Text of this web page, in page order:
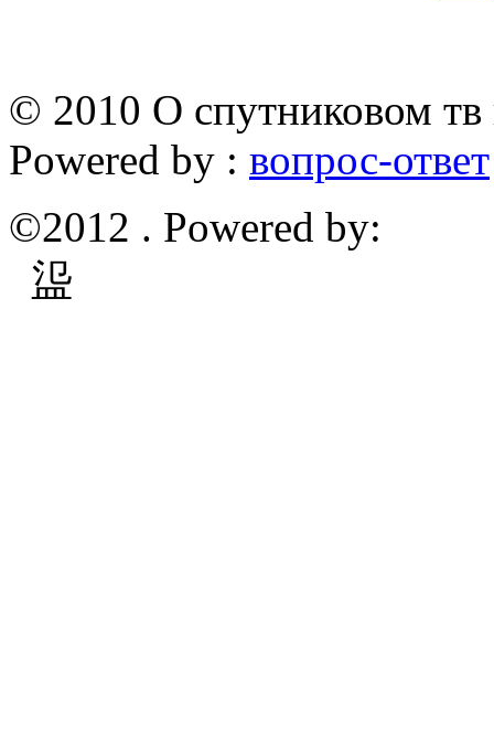
© 2010 О спутниковом тв
Powered by : вопрос-ответ
©2012 . Powered by:
䀀